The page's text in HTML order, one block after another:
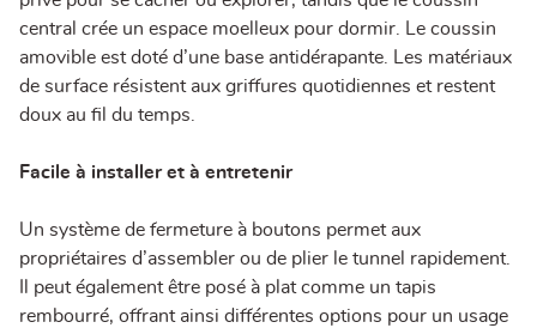
central crée un espace moelleux pour dormir. Le coussin
amovible est doté d’une base antidérapante. Les matériaux
de surface résistent aux griffures quotidiennes et restent
doux au fil du temps.
Facile à installer et à entretenir
Un système de fermeture à boutons permet aux
propriétaires d’assembler ou de plier le tunnel rapidement.
Il peut également être posé à plat comme un tapis
rembourré, offrant ainsi différentes options pour un usage